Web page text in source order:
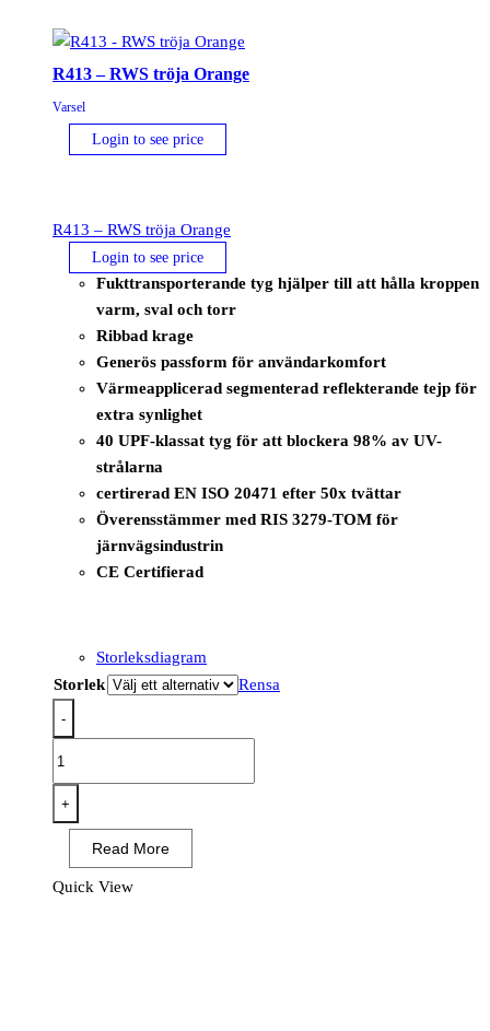
R413 – RWS tröja Orange
Varsel
Login to see price
R413 – RWS tröja Orange
Login to see price
Fukttransporterande tyg hjälper till att hålla kroppen
varm, sval och torr
Ribbad krage
Generös passform för användarkomfort
Värmeapplicerad segmenterad reflekterande tejp för
extra synlighet
40 UPF-klassat tyg för att blockera 98% av UV-
strålarna
certirerad EN ISO 20471 efter 50x tvättar
Överensstämmer med RIS 3279-TOM för
järnvägsindustrin
CE Certifierad
Storleksdiagram
Storlek
Rensa
-
RWS
tröja
Orange
mängd
+
Read More
Quick View